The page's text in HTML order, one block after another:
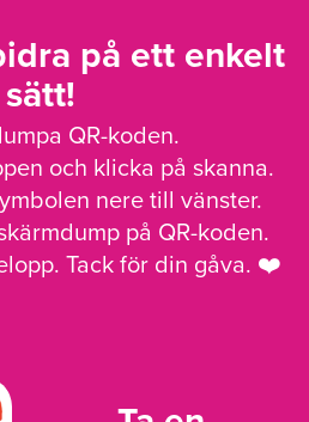
på ett enkelt
sätt!
QR-koden.
och klicka på skanna.
nere till vänster.
på QR-koden.
Tack för din gåva. ❤️